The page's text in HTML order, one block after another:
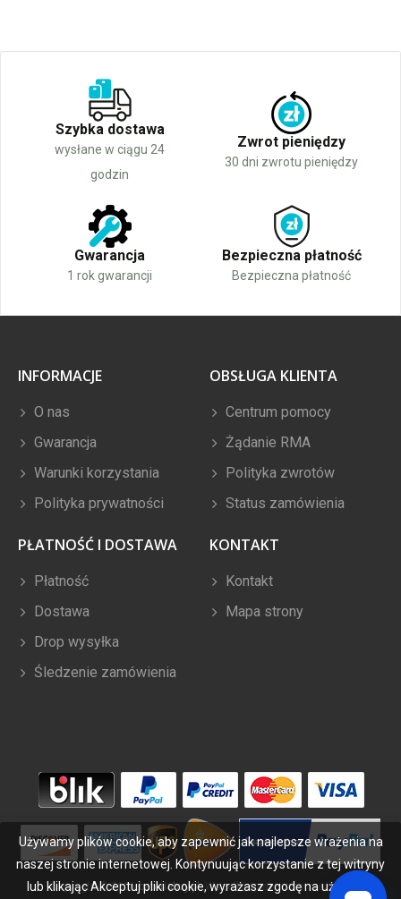
Szybka dostawa
wysłane w ciągu 24
godzin
Zwrot pieniędzy
30 dni zwrotu pieniędzy
Gwarancja
1 rok gwarancji
Bezpieczna płatność
Bezpieczna płatność
INFORMACJE
O nas
Gwarancja
Warunki korzystania
Polityka prywatności
OBSŁUGA KLIENTA
Centrum pomocy
Żądanie RMA
Polityka zwrotów
Status zamówienia
PŁATNOŚĆ I DOSTAWA
Płatność
Dostawa
Drop wysyłka
Śledzenie zamówienia
KONTAKT
Kontakt
Mapa strony
Copyright ©2026 bateriabuy.pl. Wszelkie prawa zastrzeżone.
Używamy plików cookie, aby zapewnić jak najlepsze wrażenia na
naszej stronie internetowej. Kontynuując korzystanie z tej witryny
lub klikając Akceptuj pliki cookie, wyrażasz zgodę na używanie